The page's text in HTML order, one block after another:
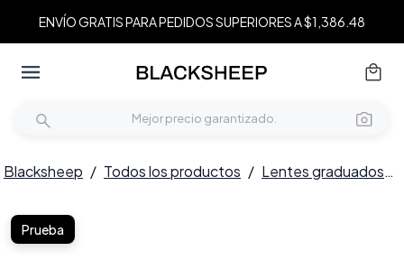
ENVÍO GRATIS PARA PEDIDOS SUPERIORES A $1,386.48
Blacksheep / Todos los productos / Lentes graduados /
Prueba